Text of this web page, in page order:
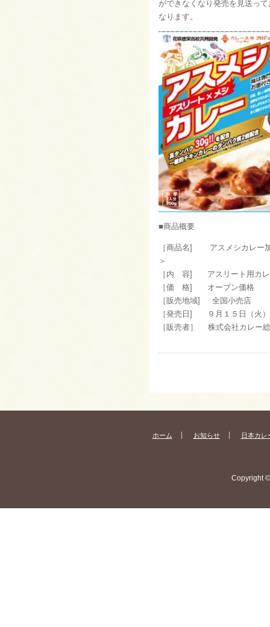
ができなくなり発売を見送っ
なります。
■商品概要
［商品名] アスメシカレー加
＞
［内 容] アスリート用カレ
［価 格] オープン価格
［販売地域] 全国小売店
［発売日] ９月１５日（火）
［販売者］ 株式会社カレー
ホーム お知らせ 日本カレ
Copyright